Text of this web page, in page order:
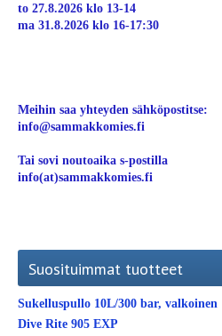
to 27.8.2026 klo 13-14
ma 31.8.2026 klo 16-17:30
Meihin saa yhteyden sähköpostitse:
info@sammakkomies.fi
Tai sovi noutoaika s-postilla
info(at)sammakkomies.fi
Suosituimmat tuotteet
Sukelluspullo 10L/300 bar, valkoinen
Dive Rite 905 EXP